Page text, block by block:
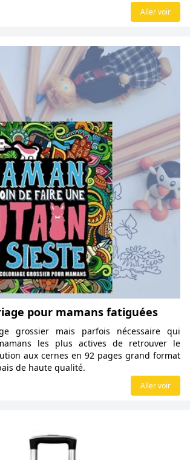
Aller voir
pour mamans fatiguées
grossier mais parfois nécessaire qui
les plus actives de retrouver le
aux cernes en 92 pages grand format
de haute qualité.
Aller voir